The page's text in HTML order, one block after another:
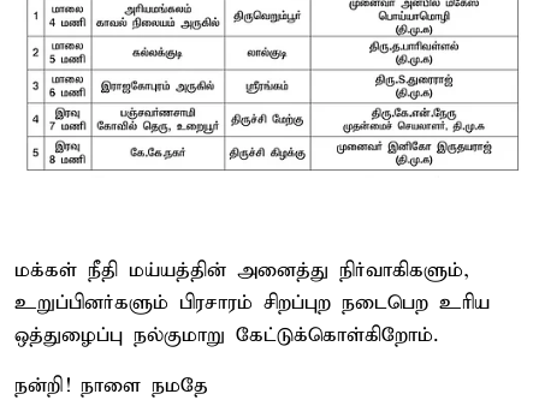
மக்கள் நீதி மய்யத்தின் அனைத்து நிர்வாகிகளும்,
உறுப்பினர்களும் பிரசாரம் சிறப்புற நடைபெற உரிய
ஒத்துழைப்பு நல்குமாறு கேட்டுக்கொள்கிறோம்.
நன்றி! நாளை நமதே